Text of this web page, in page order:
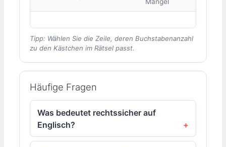
Tipp: Wählen Sie die Zeile, deren Buchstabenanzahl
zu den Kästchen im Rätsel passt.
Häufige Fragen
Was bedeutet rechtssicher auf
Englisch?